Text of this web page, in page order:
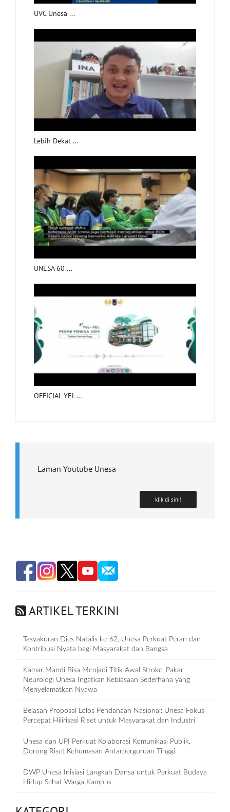
UVC Unesa ...
Lebih Dekat ...
UNESA 60 ...
OFFICIAL YEL ...
Laman Youtube Unesa
klik di sini!
ARTIKEL TERKINI
Tasyakuran Dies Natalis ke-62, Unesa Perkuat Peran dan
Kontribusi Nyata bagi Masyarakat dan Bangsa
Kamar Mandi Bisa Menjadi Titik Awal Stroke, Pakar
Neurologi Unesa Ingatkan Kebiasaan Sederhana yang
Menyelamatkan Nyawa
Belasan Proposal Lolos Pendanaan Nasional: Unesa Fokus
Percepat Hilirisasi Riset untuk Masyarakat dan Industri
Unesa dan UPI Perkuat Kolaborasi Komunikasi Publik,
Dorong Riset Kehumasan Antarperguruan Tinggi
DWP Unesa Inisiasi Langkah Dansa untuk Perkuat Budaya
Hidup Sehat Warga Kampus